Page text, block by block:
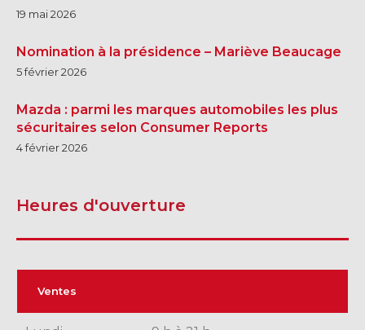
19 mai 2026
Nomination à la présidence – Mariève Beaucage
5 février 2026
Mazda : parmi les marques automobiles les plus
sécuritaires selon Consumer Reports
4 février 2026
Heures d'ouverture
Ventes
SHERBROOKE
DRUMMONDVILLE
GRANBY
Voir le site